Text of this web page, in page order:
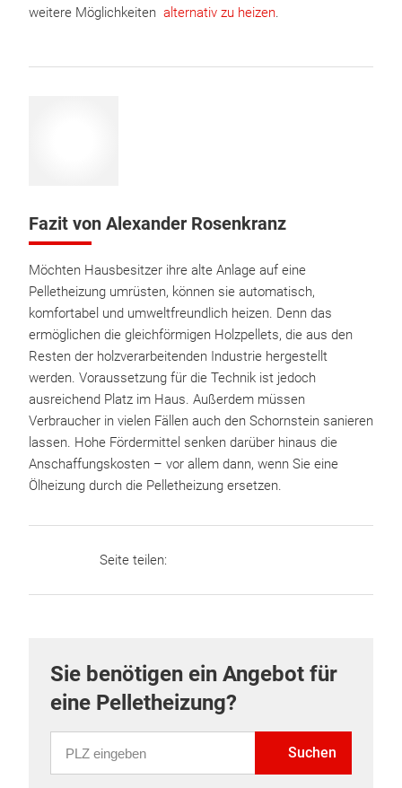
weitere Möglichkeiten alternativ zu heizen.
Fazit von Alexander Rosenkranz
Möchten Hausbesitzer ihre alte Anlage auf eine
Pelletheizung umrüsten, können sie automatisch,
komfortabel und umweltfreundlich heizen. Denn das
ermöglichen die gleichförmigen Holzpellets, die aus den
Resten der holzverarbeitenden Industrie hergestellt
werden. Voraussetzung für die Technik ist jedoch
ausreichend Platz im Haus. Außerdem müssen
Verbraucher in vielen Fällen auch den Schornstein sanieren
lassen. Hohe Fördermittel senken darüber hinaus die
Anschaffungskosten – vor allem dann, wenn Sie eine
Ölheizung durch die Pelletheizung ersetzen.
Seite teilen:
Sie benötigen ein Angebot für
eine Pelletheizung?
Suchen